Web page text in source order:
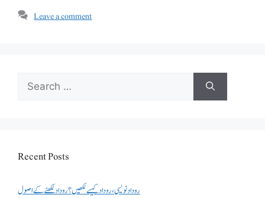
Leave a comment
Search
for:
Recent Posts
روداد نویسی ،روداد کیسے لکھیں؟ روداد لکھنے کے اصول